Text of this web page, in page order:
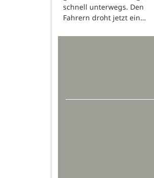
schnell unterwegs. Den
Fahrern droht jetzt ein…